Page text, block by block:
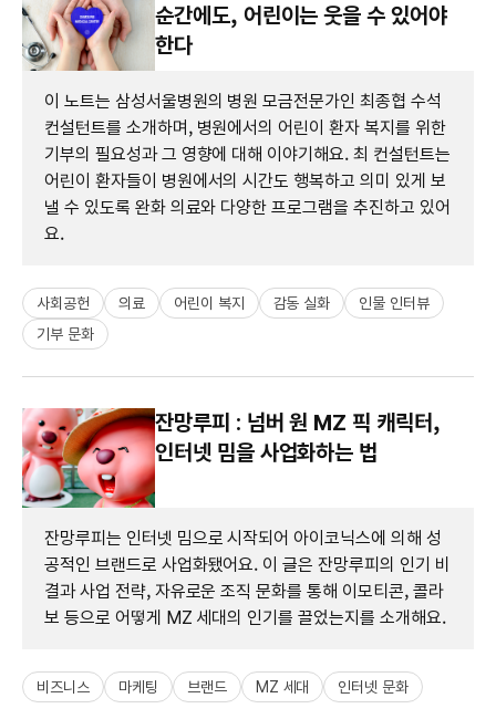
순간에도, 어린이는 웃을 수 있어야
한다
이 노트는 삼성서울병원의 병원 모금전문가인 최종협 수석
컨설턴트를 소개하며, 병원에서의 어린이 환자 복지를 위한
기부의 필요성과 그 영향에 대해 이야기해요. 최 컨설턴트는
어린이 환자들이 병원에서의 시간도 행복하고 의미 있게 보
낼 수 있도록 완화 의료와 다양한 프로그램을 추진하고 있어
요.
사회공헌 의료 어린이 복지 감동 실화
인물 인터뷰
기부 문화
잔망루피 : 넘버 원 MZ 픽 캐릭터,
인터넷 밈을 사업화하는 법
잔망루피는 인터넷 밈으로 시작되어 아이코닉스에 의해 성
공적인 브랜드로 사업화됐어요. 이 글은 잔망루피의 인기 비
결과 사업 전략, 자유로운 조직 문화를 통해 이모티콘, 콜라
보 등으로 어떻게 MZ 세대의 인기를 끌었는지를 소개해요.
비즈니스 마케팅 브랜드 MZ 세대 인터넷 문화